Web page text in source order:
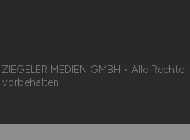
MEDIEN GMBH • Alle Rechte
vorbehalten.